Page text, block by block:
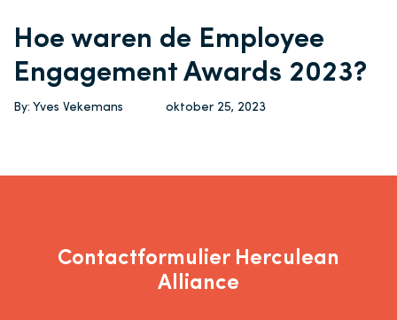
Hoe waren de Employee
Engagement Awards 2023?
By: Yves Vekemans oktober 25, 2023
Contactformulier Herculean
Alliance